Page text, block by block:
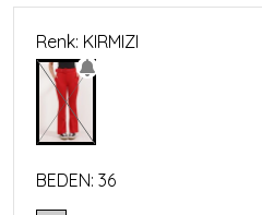
Renk: KIRMIZI
BEDEN: 36